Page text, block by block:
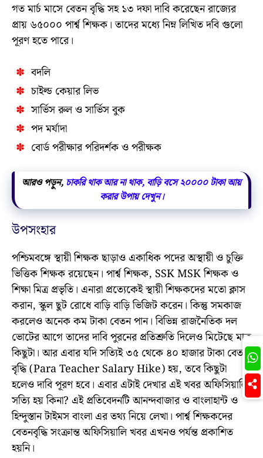
গত মার্চ মাসে বেতন বৃদ্ধি সহ ১৩ দফা দাবি করেছেন রাজ্যের
প্রায় ৬৫০০০ পার্শ্ব শিক্ষক। তাদের মধ্যে নিম্ন লিখিত দবি গুলো
পূরণ হতে পারে।
বদলি
চাইল্ড কেয়ার লিভ
সার্ভিস রুল ও সার্ভিস বুক
পদ মর্যাদা
বোর্ড পরীক্ষার পরিদর্শক ও পরীক্ষক
আরও পড়ুন, চাকরি থাক আর না থাক, বাড়ি বসে ২০০০০ টাকা আয়
করার উপায় দেখুন।
উপসংহার
পশ্চিমবঙ্গে স্থায়ী শিক্ষক ছাড়াও একাধিক পদের অস্থায়ী ও চুক্তি
ভিত্তিক শিক্ষক রয়েছেন। পার্শ্ব শিক্ষক, SSK MSK শিক্ষক ও
শিক্ষা মিত্র প্রভৃতি। এনারা প্রত্যেকেই স্থায়ী শিক্ষকদের মতো ক্লাস
করান, স্কুল ছুট রোধে বাড়ি বাড়ি ভিজিট করেন। কিন্তু সমকাজ
করলেও অনেক কম টাকা বেতন পান। বিভিন্ন রাজনৈতিক দল
ভোটের আগে তাদের দাবি পুরনের প্রতিশ্রুতি দিলেও মিটেছে মাত্র
কিছুটা। আর এবার যদি সত্যিই ৩৫ থেকে ৪০ হাজার টাকা বেতন
বৃদ্ধি (Para Teacher Salary Hike) হয়, তবে কিছুটা
হলেও দাবি পূরণ হবে। এবার এটাই দেখার এই খবর অফিসিয়ালি
সত্যি হয় কিনা? এই প্রতিবেদনটি আনন্দবাজার ও বাংলাহান্ট ও
হিন্দুস্তান টাইমস বাংলা এর তথ্য নিয়ে লেখা। পার্শ্ব শিক্ষকদের
বেতনবৃদ্ধি সংক্রান্ত অফিসিয়ালি খবর এখনও পর্যন্ত প্রকাশিত
হয়নি।